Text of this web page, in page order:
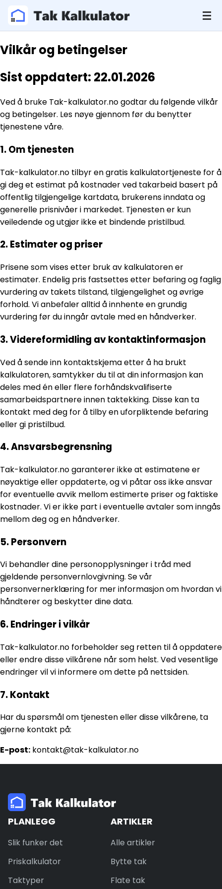
Vilkår og betingelser
Sist oppdatert: 22.01.2026
Ved å bruke Tak-kalkulator.no godtar du følgende vilkår
og betingelser. Les nøye gjennom før du benytter
tjenestene våre.
1. Om tjenesten
Tak-kalkulator.no tilbyr en gratis kalkulatortjeneste for å
gi deg et estimat på kostnader ved takarbeid basert på
offentlig tilgjengelige kartdata, brukerens inndata og
generelle prisnivåer i markedet. Tjenesten er kun
veiledende og utgjør ikke et bindende pristilbud.
2. Estimater og priser
Prisene som vises etter bruk av kalkulatoren er
estimater. Endelig pris fastsettes etter befaring og faglig
vurdering av takets tilstand, tilgjengelighet og øvrige
forhold. Vi anbefaler alltid å innhente en grundig
vurdering før du inngår avtale med en håndverker.
3. Videreformidling av kontaktinformasjon
Ved å sende inn kontaktskjema etter å ha brukt
kalkulatoren, samtykker du til at din informasjon kan
deles med én eller flere forhåndskvalifiserte
samarbeidspartnere innen taktekking. Disse kan ta
kontakt med deg for å tilby en uforpliktende befaring
eller gi pristilbud.
4. Ansvarsbegrensning
Tak-kalkulator.no garanterer ikke at estimatene er
nøyaktige eller oppdaterte, og vi påtar oss ikke ansvar
for eventuelle avvik mellom estimerte priser og faktiske
kostnader. Vi er ikke part i eventuelle avtaler som inngås
mellom deg og en håndverker.
5. Personvern
Vi behandler dine personopplysninger i tråd med
gjeldende personvernlovgivning. Se vår
personvernerklæring for mer informasjon om hvordan vi
håndterer og beskytter dine data.
6. Endringer i vilkår
Tak-kalkulator.no forbeholder seg retten til å oppdatere
eller endre disse vilkårene når som helst. Ved vesentlige
endringer vil vi informere om dette på nettsiden.
7. Kontakt
Har du spørsmål om tjenesten eller disse vilkårene, ta
gjerne kontakt på:
E-post: kontakt@tak-kalkulator.no
PLANLEGG
Slik funker det
Priskalkulator
Taktyper
ARTIKLER
Alle artikler
Bytte tak
Flate tak